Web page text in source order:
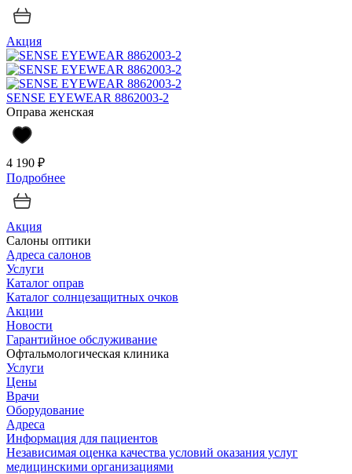
Акция
SENSE EYEWEAR 8862003-2
Оправа женская
4 190 ₽
Подробнее
Акция
Салоны оптики
Адреса салонов
Услуги
Каталог оправ
Каталог солнцезащитных очков
Акции
Новости
Гарантийное обслуживание
Офтальмологическая клиника
Услуги
Цены
Врачи
Оборудование
Адреса
Информация для пациентов
Независимая оценка качества условий оказания услуг
медицинскими организациями